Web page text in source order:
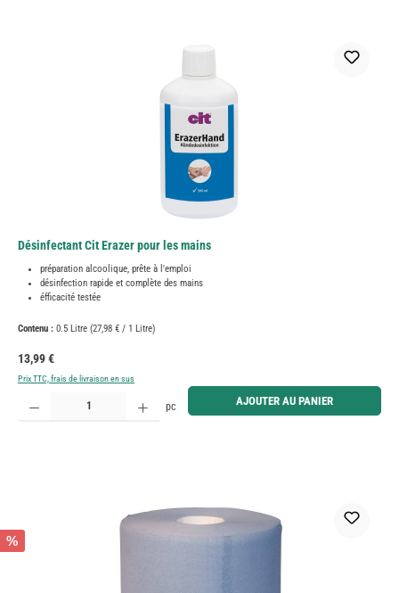
Désinfectant Cit Erazer pour les mains
préparation alcoolique, prête à l'emploi
désinfection rapide et complète des mains
éfficacité testée
Contenu : 0.5 Litre (27,98 € / 1 Litre)
Prix régulier :
13,99 €
Prix TTC, frais de livraison en sus
Quantité de produit : Entrez la quantité souhaitée ou utilisez les boutons pour augmenter ou
pc AJOUTER AU PANIER
%